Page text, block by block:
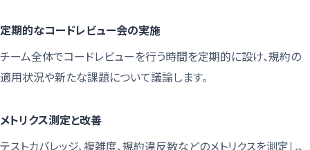
定期的なコードレビュー会の実施
チーム全体でコードレビューを行う時間を定期的に設け、規約の
適用状況や新たな課題について議論します。
メトリクス測定と改善
テストカバレッジ、複雑度、規約違反数などのメトリクスを測定し、